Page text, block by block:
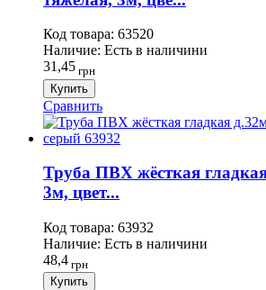
Код товара: 63520
Наличие: Есть в наличини
31,45 грн
Купить
Сравнить
Труба ПВХ жёсткая
3м, цвет...
Код товара: 63932
Наличие: Есть в наличини
48,4 грн
Купить